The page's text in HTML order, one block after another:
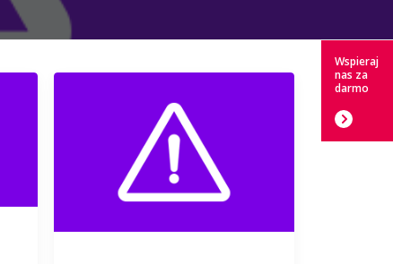
Wspieraj
nas za
darmo